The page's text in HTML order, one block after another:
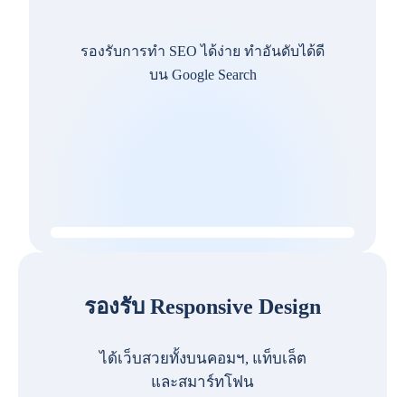
รองรับการทำ SEO ได้ง่าย ทำอันดับได้ดี
บน Google Search
รองรับ Responsive Design
ได้เว็บสวยทั้งบนคอมฯ, แท็บเล็ต
และสมาร์ทโฟน